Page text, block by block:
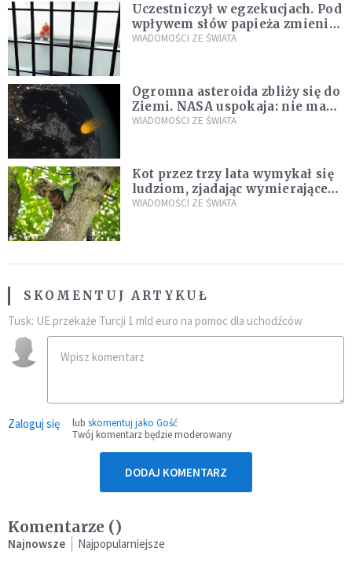
Uczestniczył w egzekucjach. Pod
wpływem słów papieża zmienił
zdanie
WIADOMOŚCI ZE ŚWIATA
Ogromna asteroida zbliży się do
Ziemi. NASA uspokaja: nie ma
zagrożenia
WIADOMOŚCI ZE ŚWIATA
Kot przez trzy lata wymykał się
ludziom, zjadając wymierające
kaczki. W końcu popełnił
WIADOMOŚCI ZE ŚWIATA
SKOMENTUJ ARTYKUŁ
Tusk: UE przekaże Turcji 1 mld euro na pomoc dla uchodźców
Zaloguj się lub skomentuj jako Gość
Twój komentarz będzie moderowany
DODAJ KOMENTARZ
Komentarze ()
Najnowsze Najpopularniejsze